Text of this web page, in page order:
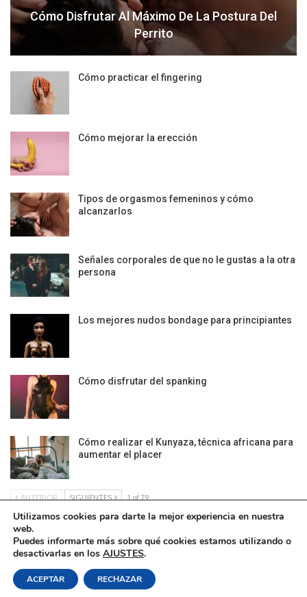
Cómo Disfrutar Al Máximo De La Postura Del
Perrito
Cómo practicar el fingering
Cómo mejorar la erección
Tipos de orgasmos femeninos y cómo
alcanzarlos
Señales corporales de que no le gustas a la otra
persona
Los mejores nudos bondage para principiantes
Cómo disfrutar del spanking
Cómo realizar el Kunyaza, técnica africana para
aumentar el placer
ANTERIOR SIGUIENTES 1 of 79
Contacto
Utilizamos cookies para darte la mejor experiencia en nuestra
web.
Puedes informarte más sobre qué cookies estamos utilizando o
desactivarlas en los AJUSTES.
ACEPTAR RECHAZAR